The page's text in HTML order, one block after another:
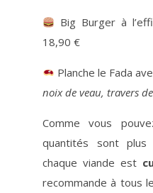
Big Burger à
18,90 €
Planche le Fada
noix de veau, travers
Comme vous
quantités sont
chaque viande est
recommande à tous